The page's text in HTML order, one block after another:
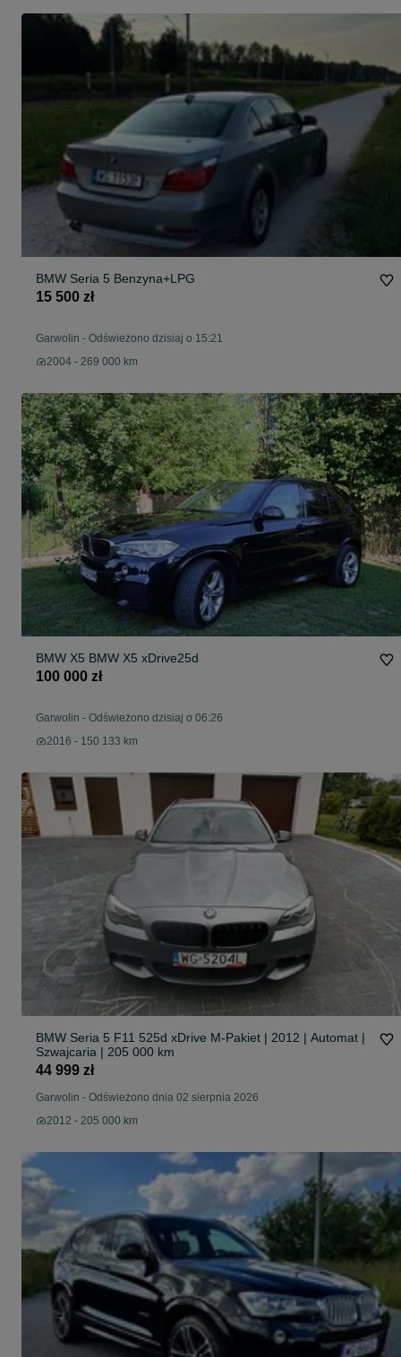
BMW Seria 5 Benzyna+LPG
15 500 zł
Garwolin - Odświeżono dzisiaj o 15:21
2004 - 269 000 km
BMW X5 BMW X5 xDrive25d
100 000 zł
Garwolin - Odświeżono dzisiaj o 06:26
2016 - 150 133 km
BMW Seria 5 F11 525d xDrive M-Pakiet | 2012 | Automat |
Szwajcaria | 205 000 km
44 999 zł
Garwolin - Odświeżono dnia 02 sierpnia 2026
2012 - 205 000 km